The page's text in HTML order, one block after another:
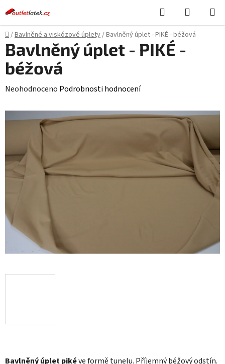
na
obsah
Hledat
KOŠÍK
Domů
/Bavlněné a viskózové úplety/Bavlněný úplet - PIKÉ - béžová
Bavlněný úplet pikéve formě tunelu. Příjemný béžový odstín.
Bavlněný úplet - PIKÉ -
béžová
Průměrné
z
Neohodnoceno Podrobnosti hodnocení